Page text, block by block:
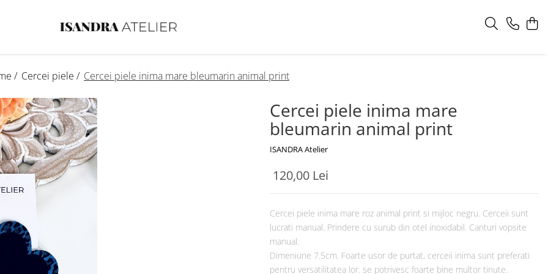
/ Cercei piele / Cercei piele inima mare bleumarin animal print
Cercei piele inima mare
bleumarin animal print
ISANDRA Atelier
120,00 Lei
Cercei piele inima mare roz animal print si mijloc negru. Cerceii sunt
lucrati manual. Prindere cu surub din otel inoxidabil. Canturi vopsite
manual.
Dimeniune 7.5cm. Foarte usor de purtat, cerceii inima sunt preferati
pentru versatilitatea lor. se potrivesc foarte bine multor tinute.